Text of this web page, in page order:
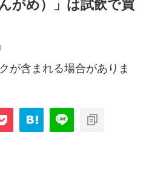
がめ）」は試飲で買
が含まれる場合がありま
blog/wp-
sns-count-